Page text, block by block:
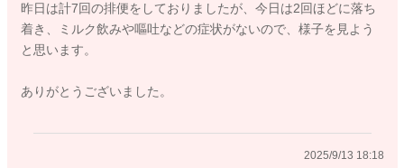
思いますよ。お子さんの場合には、一度腸内細菌が変化する
と、1ヶ月くらい症状が続くことがあります。ですが、発熱や嘔
吐など、そのほかに気になるご様子がなく、回数も2〜3回であ
よりも頻回に見られる、嘔吐がある、発熱がある、機嫌が悪
昨日は計7回の排便をしておりましたが、今日は2回ほどに落ち
着き、ミルク飲みや嘔吐などの症状がないので、様子を見よう
と思います。
ありがとうございました。
2025/9/13 18:18